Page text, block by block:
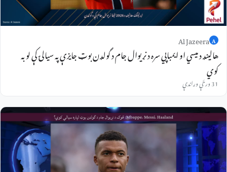
A
Al Jazeera
هالینډ د میسي او ایمباپي سره د نړیوال جام د گولډن بوټ جایزې په سیالۍ کې لوبه
کوي
31 ورځې وړاندې